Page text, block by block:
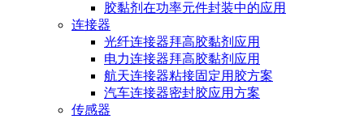
胶黏剂在功率元件封装中的应用
连接器
光纤连接器拜高胶黏剂应用
电力连接器拜高胶黏剂应用
航天连接器粘接固定用胶方案
汽车连接器密封胶应用方案
传感器